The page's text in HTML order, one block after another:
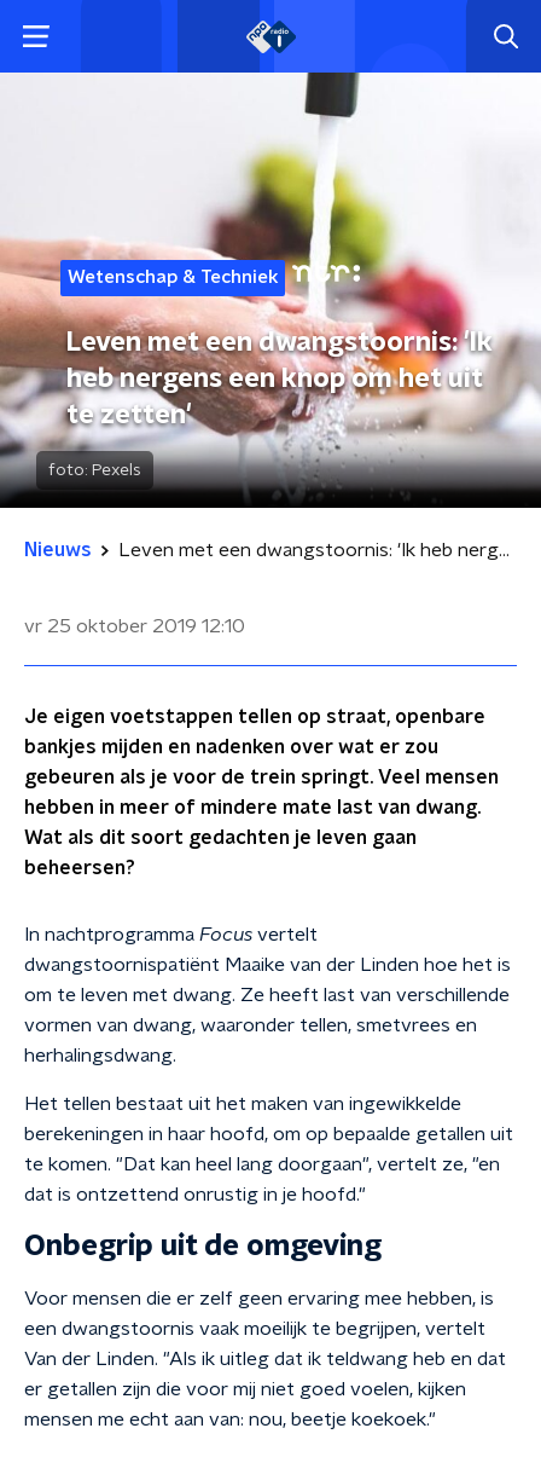
Wetenschap & Techniek
Leven met een dwangstoornis: 'Ik
heb nergens een knop om het uit
te zetten'
foto: Pexels
Nieuws Leven met een dwangstoornis: 'Ik heb nergens een knop om het uit te zetten'
vr 25 oktober 2019 12:10
Je eigen voetstappen tellen op straat, openbare
bankjes mijden en nadenken over wat er zou
gebeuren als je voor de trein springt. Veel mensen
hebben in meer of mindere mate last van dwang.
Wat als dit soort gedachten je leven gaan
beheersen?
In nachtprogramma Focus vertelt
dwangstoornispatiënt Maaike van der Linden hoe het is
om te leven met dwang. Ze heeft last van verschillende
vormen van dwang, waaronder tellen, smetvrees en
herhalingsdwang.
Het tellen bestaat uit het maken van ingewikkelde
berekeningen in haar hoofd, om op bepaalde getallen uit
te komen. "Dat kan heel lang doorgaan", vertelt ze, "en
dat is ontzettend onrustig in je hoofd."
Onbegrip uit de omgeving
Voor mensen die er zelf geen ervaring mee hebben, is
een dwangstoornis vaak moeilijk te begrijpen, vertelt
Van der Linden. "Als ik uitleg dat ik teldwang heb en dat
er getallen zijn die voor mij niet goed voelen, kijken
mensen me echt aan van: nou, beetje koekoek."